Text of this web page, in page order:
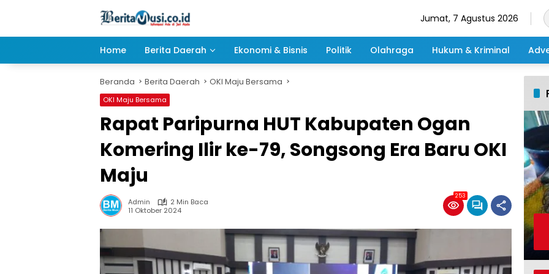
Jumat, 7 Agustus 2026
Home Berita Daerah Ekonomi & Bisnis Politik Olahraga Hukum & Kriminal
Beranda Berita Daerah OKI Maju Bersama
OKI Maju Bersama
Rapat Paripurna HUT Kabupaten Ogan
Komering Ilir ke-79, Songsong Era Baru OKI
Maju
Admin
2 Min Baca
11 Oktober 2024
253